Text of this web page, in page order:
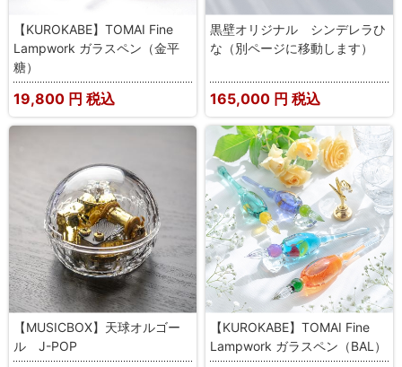
【KUROKABE】TOMAI Fine
Lampwork ガラスペン（金平
糖）
19,800 円 税込
黒壁オリジナル シンデレラひ
な（別ページに移動します）
165,000 円 税込
【MUSICBOX】天球オルゴー
ル J-POP
【KUROKABE】TOMAI Fine
Lampwork ガラスペン（BAL）